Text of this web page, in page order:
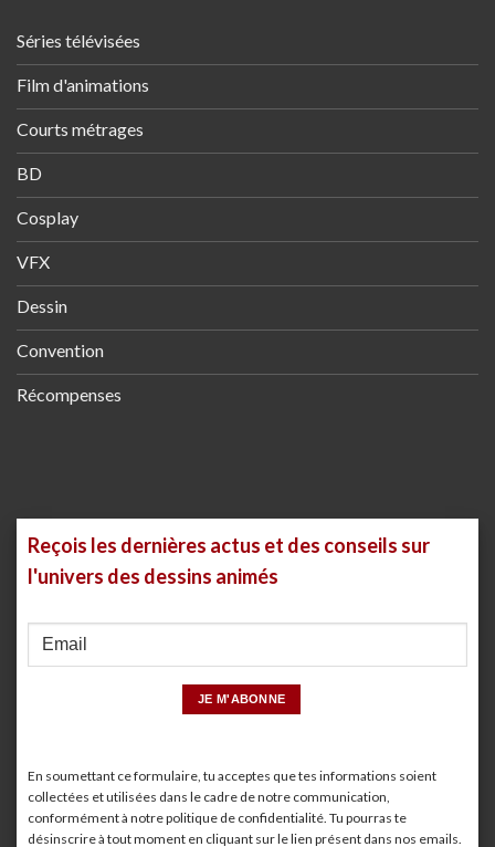
Séries télévisées
Film d'animations
Courts métrages
BD
Cosplay
VFX
Dessin
Convention
Récompenses
Reçois les dernières actus et des conseils sur
l'univers des dessins animés
En soumettant ce formulaire, tu acceptes que tes informations soient
collectées et utilisées dans le cadre de notre communication,
conformément à notrepolitique de confidentialité. Tu pourras te
désinscrire à tout moment en cliquant sur le lien présent dans nos emails.